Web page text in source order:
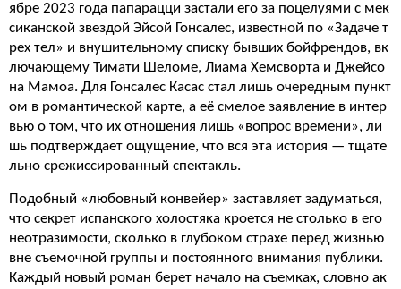
ябре 2023 года папарацци застали его за поцелуями с мек
сиканской звездой Эйсой Гонсалес, известной по «Задаче т
рех тел» и внушительному списку бывших бойфрендов, вк
лючающему Тимати Шеломе, Лиама Хемсворта и Джейсо
на Мамоа. Для Гонсалес Касас стал лишь очередным пункт
ом в романтической карте, а её смелое заявление в интер
вью о том, что их отношения лишь «вопрос времени», ли
шь подтверждает ощущение, что вся эта история — тщате
льно срежиссированный спектакль.
Подобный «любовный конвейер» заставляет задуматься,
что секрет испанского холостяка кроется не столько в его
неотразимости, сколько в глубоком страхе перед жизнью
вне съемочной группы и постоянного внимания публики.
Каждый новый роман берет начало на съемках, словно ак